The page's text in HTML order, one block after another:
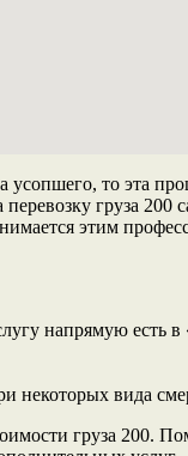
то эта
груза 200
этим
напрямую есть
некоторых вида
груза 200.